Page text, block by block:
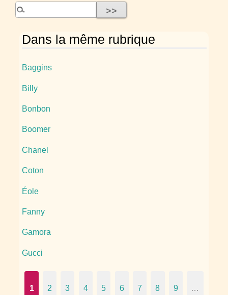
Dans la même rubrique
Baggins
Billy
Bonbon
Boomer
Chanel
Coton
Éole
Fanny
Gamora
Gucci
1 2 3 4 5 6 7 8 9 …